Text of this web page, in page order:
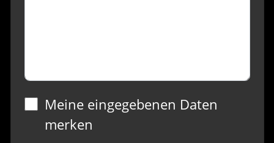
Meine eingegebenen Daten
merken